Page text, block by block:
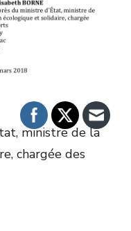
ministre de la
chargée des